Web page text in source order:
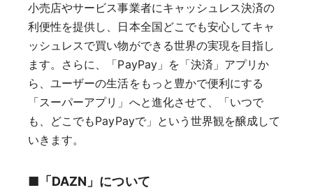
小売店やサービス事業者にキャッシュレス決済の
利便性を提供し、日本全国どこでも安心してキャ
ッシュレスで買い物ができる世界の実現を目指し
ます。さらに、「PayPay」を「決済」アプリか
ら、ユーザーの生活をもっと豊かで便利にする
「スーパーアプリ」へと進化させて、「いつで
も、どこでもPayPayで」という世界観を醸成して
いきます。
■「DAZN」について